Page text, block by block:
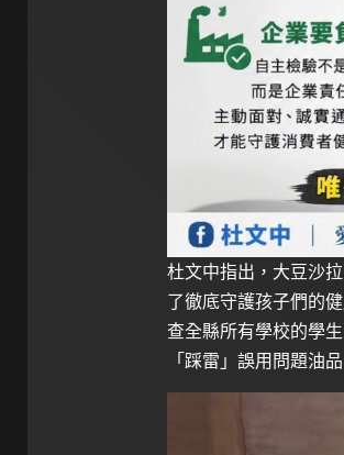
杜文中指出，大豆沙
了徹底守護孩子們的
查全縣所有學校的學
「踩雷」誤用問題油